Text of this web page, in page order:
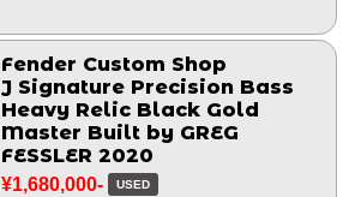
Fender Custom Shop
J Signature Precision Bass
Heavy Relic Black Gold
Master Built by GREG
FESSLER 2020
¥1,680,000- USED